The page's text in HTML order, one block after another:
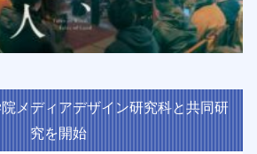
メディアデザイン研究科と共同研
究を開始